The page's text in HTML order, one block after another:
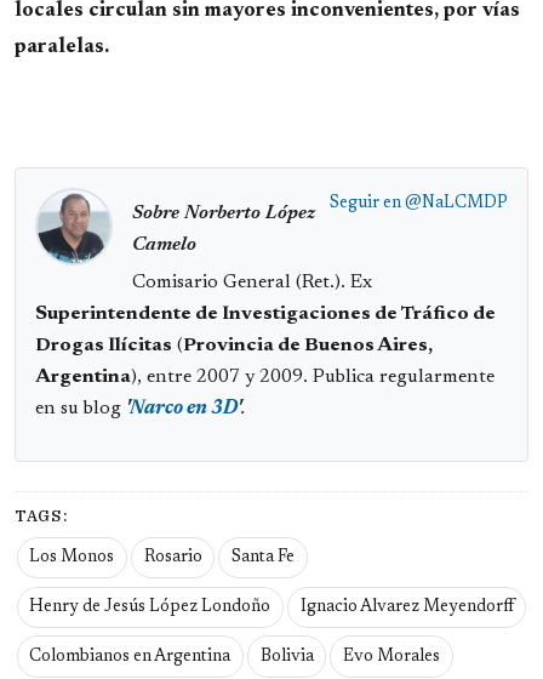
locales circulan sin mayores inconvenientes, por vías
paralelas.
Seguir en @NaLCMDP
Sobre Norberto López
Camelo
Comisario General (Ret.). Ex
Superintendente de Investigaciones de Tráfico de
Drogas Ilícitas (Provincia de Buenos Aires,
Argentina), entre 2007 y 2009. Publica regularmente
en su blog 'Narco en 3D'.
TAGS:
Los Monos Rosario Santa Fe
Henry de Jesús López Londoño Ignacio Alvarez Meyendorff
Colombianos en Argentina Bolivia Evo Morales